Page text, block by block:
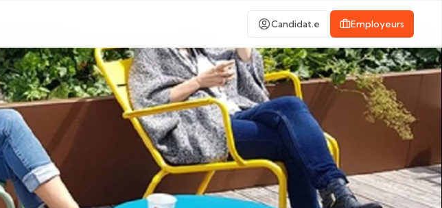
Candidat.e Employeurs